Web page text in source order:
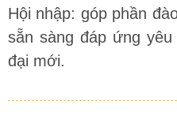
Hội nhập: góp phần
sẵn sàng đáp ứng
đại mới.